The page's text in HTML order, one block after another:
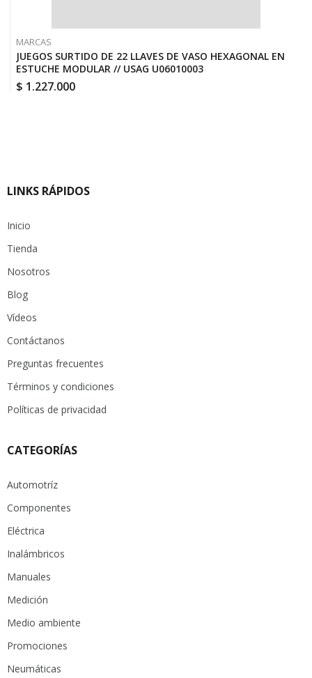
MARCAS
JUEGOS SURTIDO DE 22 LLAVES DE VASO HEXAGONAL EN
ESTUCHE MODULAR // USAG U06010003
$ 1.227.000
LINKS RÁPIDOS
Inicio
Tienda
Nosotros
Blog
Vídeos
Contáctanos
Preguntas frecuentes
Términos y condiciones
Políticas de privacidad
CATEGORÍAS
Automotríz
Componentes
Eléctrica
Inalámbricos
Manuales
Medición
Medio ambiente
Promociones
Neumáticas